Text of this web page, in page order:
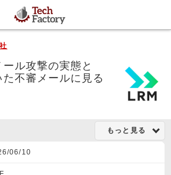
ル攻撃の実態と
不審メールに見る
もっと見る
06/10